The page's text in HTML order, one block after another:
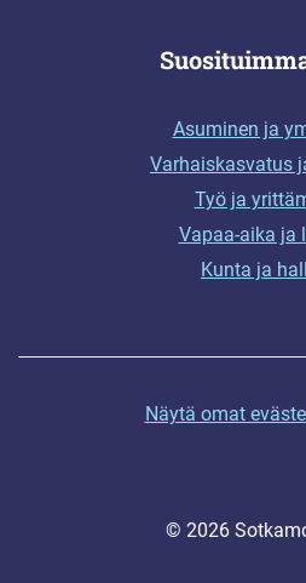
Asuminen ja
Varhaiskasvatus
Työ ja
Vapaa-aika ja
Kunta ja
Näytä omat
© 2026